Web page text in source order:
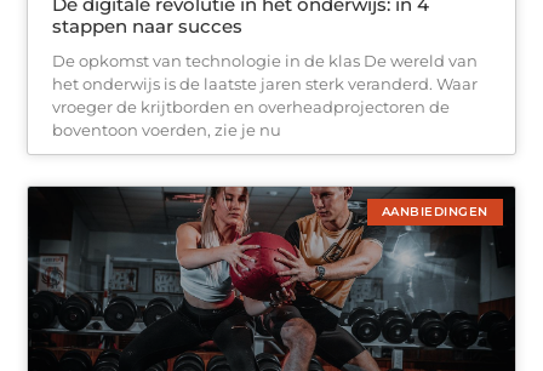
De digitale revolutie in het onderwijs: in 4
stappen naar succes
De opkomst van technologie in de klas De wereld van
het onderwijs is de laatste jaren sterk veranderd. Waar
vroeger de krijtborden en overheadprojectoren de
boventoon voerden, zie je nu
AANBIEDINGEN